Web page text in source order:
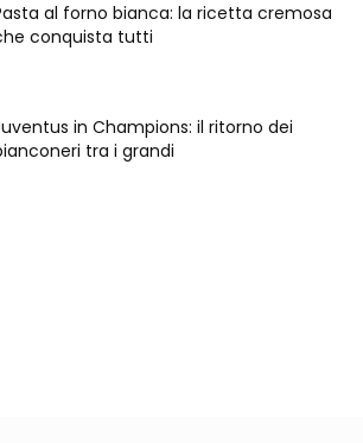
al forno bianca: la ricetta cremosa
conquista tutti
in Champions: il ritorno dei
tra i grandi